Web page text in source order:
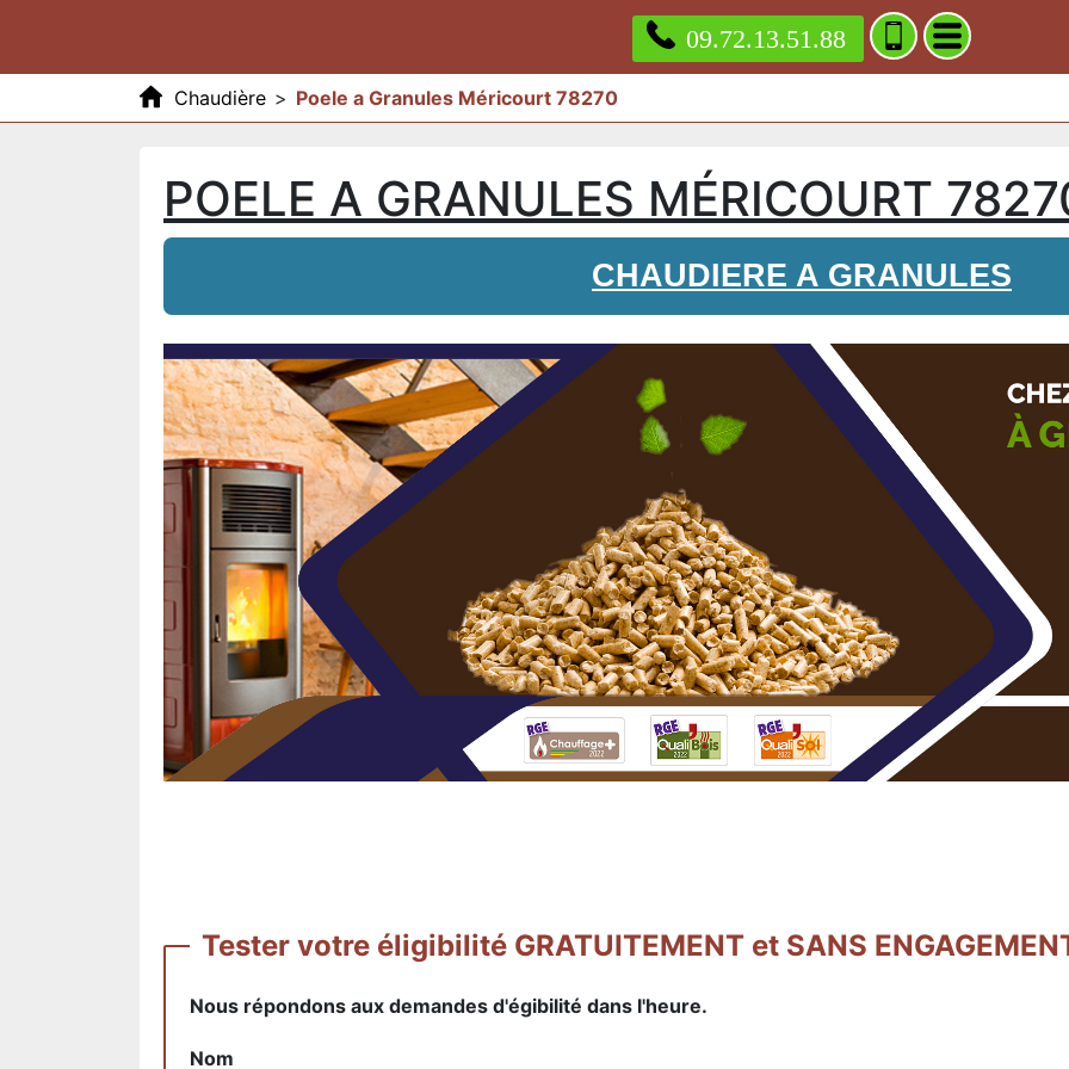
09.72.13.51.88
Chaudière > Poele a Granules Méricourt 78270
POELE A GRANULES MÉRICOURT
CHAUDIERE A GRANULES
Tester votre éligibilité GRATUITEMENT et SANS
Nous répondons aux demandes d'égibilité dans l'heure.
Nom